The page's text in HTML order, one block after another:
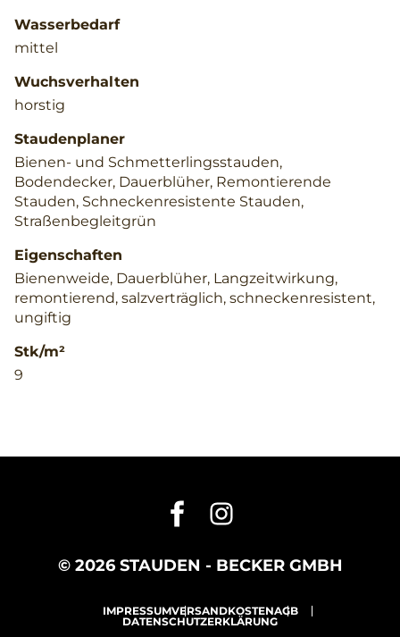
Wasserbedarf
mittel
Wuchsverhalten
horstig
Staudenplaner
Bienen- und Schmetterlingsstauden,
Bodendecker, Dauerblüher, Remontierende
Stauden, Schneckenresistente Stauden,
Straßenbegleitgrün
Eigenschaften
Bienenweide, Dauerblüher, Langzeitwirkung,
remontierend, salzverträglich, schneckenresistent,
ungiftig
Stk/m²
9
© 2026 STAUDEN - BECKER GMBH
IMPRESSUMVERSANDKOSTENAGB
DATENSCHUTZERKLÄRUNG